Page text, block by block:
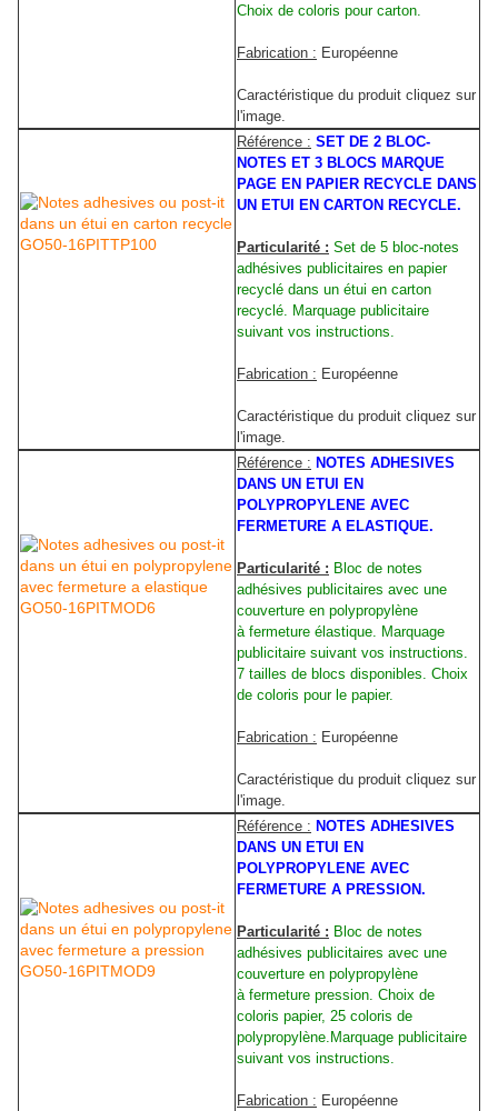
Choix de coloris pour carton.
Fabrication : Européenne
Caractéristique du produit cliquez sur
l'image.
Référence : SET DE 2 BLOC-
NOTES ET 3 BLOCS MARQUE
PAGE EN PAPIER RECYCLE DANS
UN ETUI EN CARTON RECYCLE.
Particularité : Set de 5 bloc-notes
adhésives publicitaires en papier
recyclé dans un étui en carton
recyclé. Marquage publicitaire
suivant vos instructions.
Fabrication : Européenne
Caractéristique du produit cliquez sur
l'image.
Référence : NOTES ADHESIVES
DANS UN ETUI EN
POLYPROPYLENE AVEC
FERMETURE A ELASTIQUE.
Particularité : Bloc de notes
adhésives publicitaires avec une
couverture en polypropylène
à fermeture élastique. Marquage
publicitaire suivant vos instructions.
7 tailles de blocs disponibles. Choix
de coloris pour le papier.
Fabrication : Européenne
Caractéristique du produit cliquez sur
l'image.
Référence : NOTES ADHESIVES
DANS UN ETUI EN
POLYPROPYLENE AVEC
FERMETURE A PRESSION.
Particularité : Bloc de notes
adhésives publicitaires avec une
couverture en polypropylène
à fermeture pression. Choix de
coloris papier, 25 coloris de
polypropylène.Marquage publicitaire
suivant vos instructions.
Fabrication : Européenne